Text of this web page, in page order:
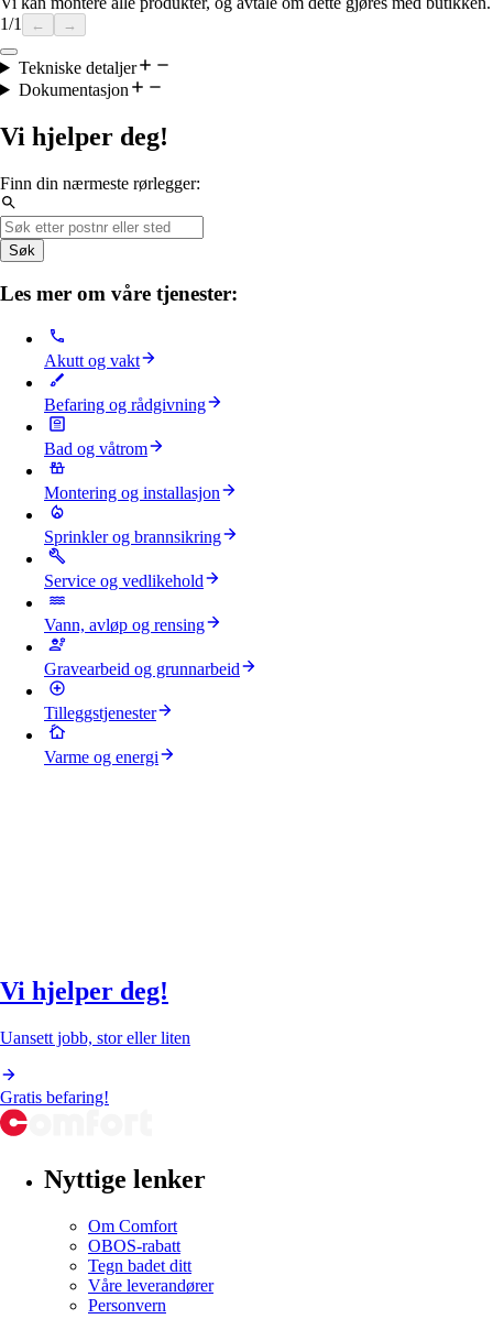
1/1 ← →
Tekniske detaljer
Dokumentasjon
Vi hjelper deg!
Finn din nærmeste rørlegger:
Søk
Les mer om våre tjenester:
Akutt og vakt
Befaring og rådgivning
Bad og våtrom
Montering og installasjon
Sprinkler og brannsikring
Service og vedlikehold
Vann, avløp og rensing
Gravearbeid og grunnarbeid
Tilleggstjenester
Varme og energi
Vi hjelper deg!
Uansett jobb, stor eller liten
Gratis befaring!
Nyttige lenker
Om Comfort
OBOS-rabatt
Tegn badet ditt
Våre leverandører
Personvern